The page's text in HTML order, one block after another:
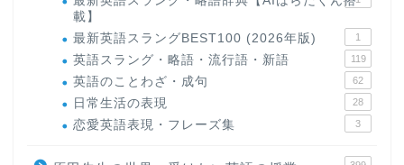
載】
最新英語スラングBEST100 (2026年版) 1
英語スラング・略語・流行語・新語 119
英語のことわざ・成句 62
日常生活の表現 28
恋愛英語表現・フレーズ集 3